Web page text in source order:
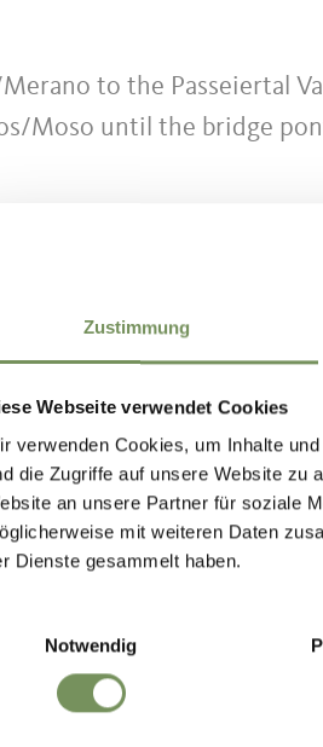
Zustimmung
Webseite verwendet Cookies
verwenden Cookies, um Inhalte
die Zugriffe auf unsere Website zu
an unsere Partner für soziale
mit weiteren Daten
Dienste gesammelt haben.
Notwendig
to the Passeiertal
Moso until the bridge
in the car park to the
WAS DE INHOUD